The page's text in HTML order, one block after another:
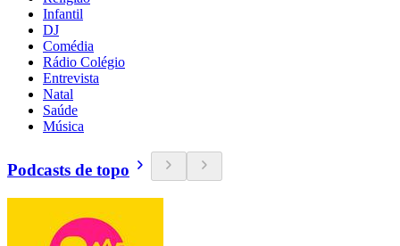
Infantil
DJ
Comédia
Rádio Colégio
Entrevista
Natal
Saúde
Música
Podcasts de topo